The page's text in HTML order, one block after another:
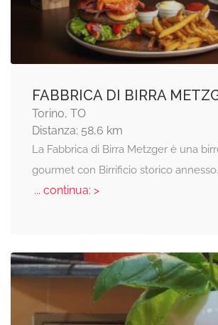
FABBRICA DI BIRRA
Torino, TO
Distanza: 58,6 km
La Fabbrica di Birra Metzger è una
gourmet con Birrificio storico
... continua: >